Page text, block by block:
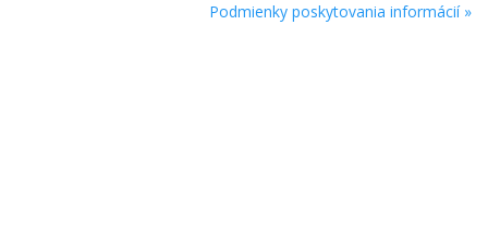
Podmienky poskytovania informácií »